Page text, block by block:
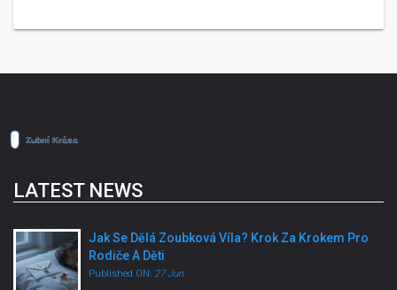
LATEST NEWS
Jak Se Dělá Zoubková Víla? Krok Za Krokem Pro
Rodiče A Děti
Published ON: 27 Jun